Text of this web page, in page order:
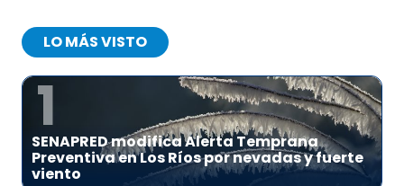
LO MÁS VISTO
1
SENAPRED modifica Alerta Temprana
Preventiva en Los Ríos por nevadas y fuerte
viento